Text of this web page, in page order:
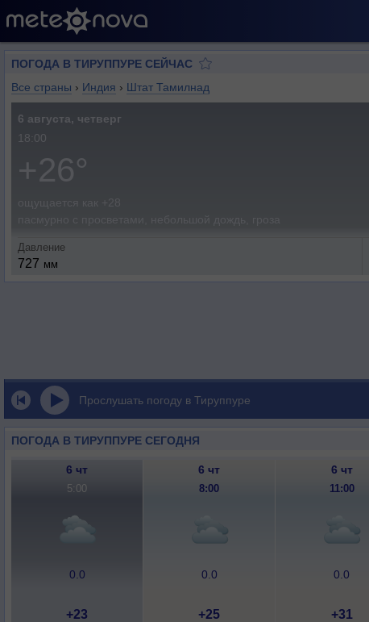
ПОГОДА В ТИРУППУРЕ СЕЙЧАС
Все страны › Индия › Штат Тамилнад
6 августа, четверг
18:00
+26°
ощущается как +28
Давление
727 мм
Прослушать погоду в Тируппуре
ПОГОДА В ТИРУППУРЕ СЕГОДНЯ
6 чт 6 чт 6 чт
5:00 8:00 11:00
0.0 0.0 0.0
+23 +25 +31